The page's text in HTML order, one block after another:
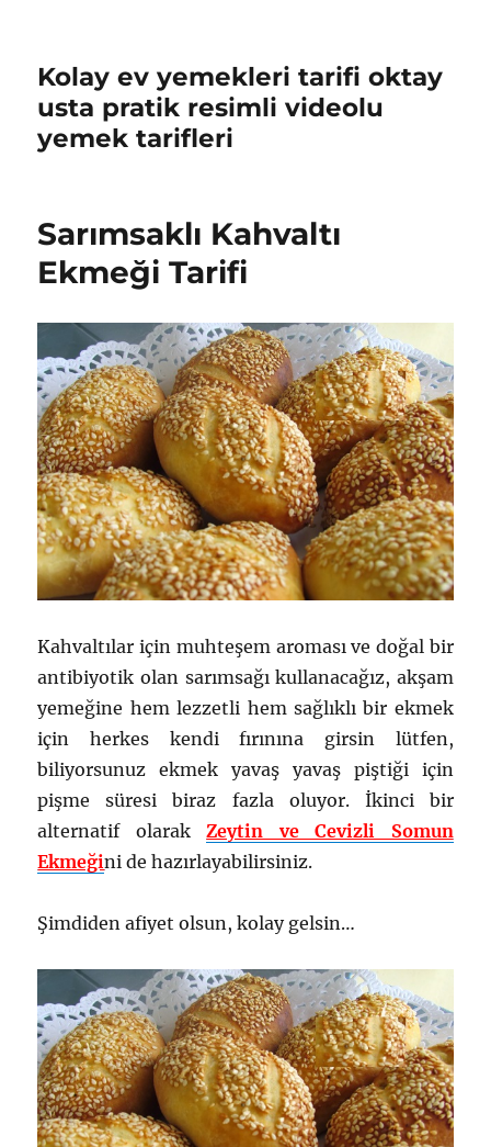
Kolay ev yemekleri tarifi oktay
usta pratik resimli videolu
yemek tarifleri
Sarımsaklı Kahvaltı
Ekmeği Tarifi
Kahvaltılar için muhteşem aroması ve doğal bir
antibiyotik olan sarımsağı kullanacağız, akşam
yemeğine hem lezzetli hem sağlıklı bir ekmek
için herkes kendi fırınına girsin lütfen,
biliyorsunuz ekmek yavaş yavaş piştiği için
pişme süresi biraz fazla oluyor. İkinci bir
alternatif olarakZeytin ve Cevizli Somun
Ekmeğini de hazırlayabilirsiniz.
Şimdiden afiyet olsun, kolay gelsin…